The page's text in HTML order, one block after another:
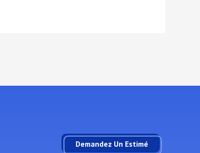
Demandez Un Estimé